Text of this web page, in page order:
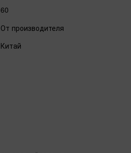
60
От производителя
Китай